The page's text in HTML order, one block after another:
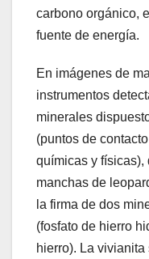
carbono orgánico,
fuente de energía.
En imágenes de
instrumentos
minerales
(puntos de
químicas y
manchas de
la firma de dos
(fosfato de hierro
hierro). La